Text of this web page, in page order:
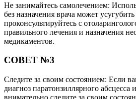
Не занимайтесь самолечением:
без назначения врача может
проконсультируйтесь с
правильного лечения и назначения
медикаментов.
СОВЕТ №3
Следите за своим состоянием: Если
диагноз паратонзиллярного абсцесса